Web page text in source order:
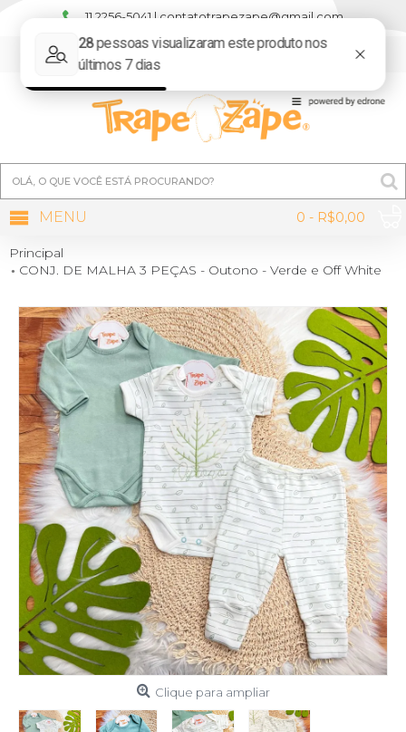
11 2256-5041 | contatotrapezape@gmail.com
0 - R$0,00
MENU
Principal
CONJ. DE MALHA 3 PEÇAS - Outono - Verde e Off White
Clique para ampliar